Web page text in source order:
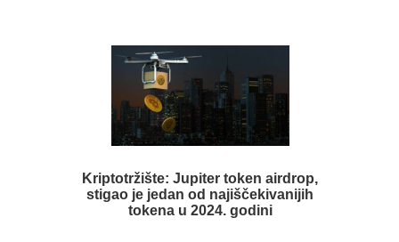
Kriptotržište: Jupiter token airdrop,
stigao je jedan od najiščekivanijih
tokena u 2024. godini